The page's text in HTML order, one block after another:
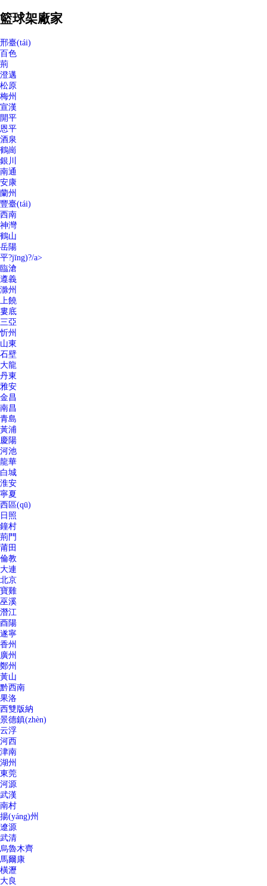
籃球架廠家
邢臺(tái)
百色
荊
澄邁
松原
梅州
宣漢
開平
恩平
酒泉
鶴崗
銀川
南通
安康
蘭州
豐臺(tái)
西南
神灣
鶴山
岳陽
平?jīng)?/a>
臨滄
遵義
滁州
上饒
婁底
三亞
忻州
山東
石壁
大龍
丹東
雅安
金昌
南昌
青島
黃浦
慶陽
河池
龍華
白城
淮安
寧夏
西區(qū)
日照
鐘村
荊門
莆田
倫教
大連
北京
寶雞
巫溪
潛江
酉陽
遂寧
香州
廣州
鄭州
黃山
黔西南
果洛
西雙版納
景德鎮(zhèn)
云浮
河西
津南
湖州
東莞
河源
武漢
南村
揚(yáng)州
遼源
武清
烏魯木齊
馬爾康
橫瀝
大良